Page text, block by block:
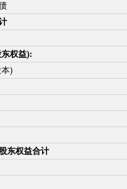
权益):
)
东权益合计